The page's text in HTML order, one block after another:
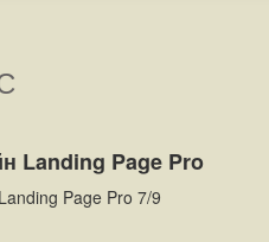
Landing Page Pro
Page Pro 7/9